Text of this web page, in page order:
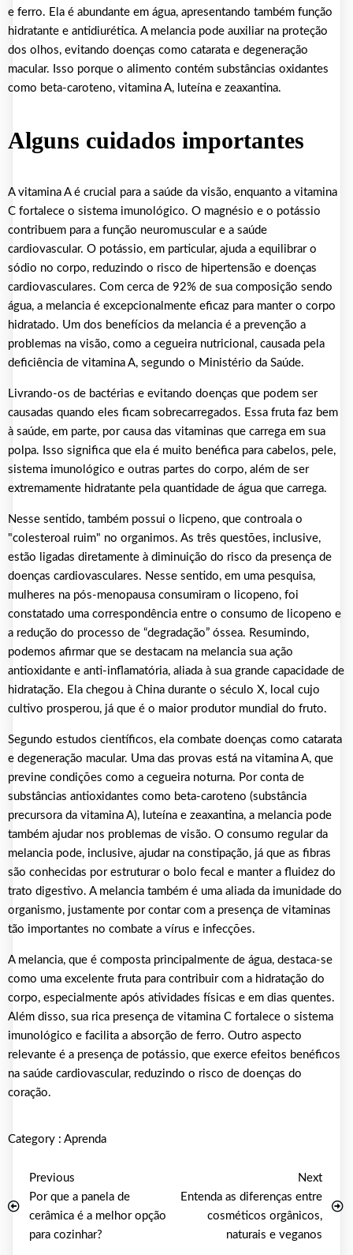
e ferro. Ela é abundante em água, apresentando também função
hidratante e antidiurética. A melancia pode auxiliar na proteção
dos olhos, evitando doenças como catarata e degeneração
macular. Isso porque o alimento contém substâncias oxidantes
como beta-caroteno, vitamina A, luteína e zeaxantina.
Alguns cuidados importantes
A vitamina A é crucial para a saúde da visão, enquanto a vitamina
C fortalece o sistema imunológico. O magnésio e o potássio
contribuem para a função neuromuscular e a saúde
cardiovascular. O potássio, em particular, ajuda a equilibrar o
sódio no corpo, reduzindo o risco de hipertensão e doenças
cardiovasculares. Com cerca de 92% de sua composição sendo
água, a melancia é excepcionalmente eficaz para manter o corpo
hidratado. Um dos benefícios da melancia é a prevenção a
problemas na visão, como a cegueira nutricional, causada pela
deficiência de vitamina A, segundo o Ministério da Saúde.
Livrando-os de bactérias e evitando doenças que podem ser
causadas quando eles ficam sobrecarregados. Essa fruta faz bem
à saúde, em parte, por causa das vitaminas que carrega em sua
polpa. Isso significa que ela é muito benéfica para cabelos, pele,
sistema imunológico e outras partes do corpo, além de ser
extremamente hidratante pela quantidade de água que carrega.
Nesse sentido, também possui o licpeno, que controala o
"colesteroal ruim" no organimos. As três questões, inclusive,
estão ligadas diretamente à diminuição do risco da presença de
doenças cardiovasculares. Nesse sentido, em uma pesquisa,
mulheres na pós-menopausa consumiram o licopeno, foi
constatado uma correspondência entre o consumo de licopeno e
a redução do processo de “degradação” óssea. Resumindo,
podemos afirmar que se destacam na melancia sua ação
antioxidante e anti-inflamatória, aliada à sua grande capacidade de
hidratação. Ela chegou à China durante o século X, local cujo
cultivo prosperou, já que é o maior produtor mundial do fruto.
Segundo estudos científicos, ela combate doenças como catarata
e degeneração macular. Uma das provas está na vitamina A, que
previne condições como a cegueira noturna. Por conta de
substâncias antioxidantes como beta-caroteno (substância
precursora da vitamina A), luteína e zeaxantina, a melancia pode
também ajudar nos problemas de visão. O consumo regular da
melancia pode, inclusive, ajudar na constipação, já que as fibras
são conhecidas por estruturar o bolo fecal e manter a fluidez do
trato digestivo. A melancia também é uma aliada da imunidade do
organismo, justamente por contar com a presença de vitaminas
tão importantes no combate a vírus e infecções.
A melancia, que é composta principalmente de água, destaca-se
como uma excelente fruta para contribuir com a hidratação do
corpo, especialmente após atividades físicas e em dias quentes.
Além disso, sua rica presença de vitamina C fortalece o sistema
imunológico e facilita a absorção de ferro. Outro aspecto
relevante é a presença de potássio, que exerce efeitos benéficos
na saúde cardiovascular, reduzindo o risco de doenças do
coração.
Category : Aprenda
Previous
Por que a panela de
cerâmica é a melhor opção
para cozinhar?
Next
Entenda as diferenças entre
cosméticos orgânicos,
naturais e veganos